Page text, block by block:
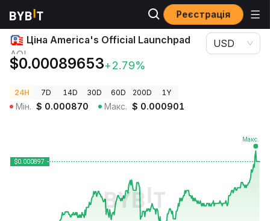
Реєстрація
Ціни криптовалют Ціна America's Official Launchpad AOL
Ціна America's Official Launchpad
AOL
$0.00089653+2.79%
USD
24H 7D 14D 30D 60D 200D 1Y
Мін. $ 0.000870 Макс. $ 0.000901